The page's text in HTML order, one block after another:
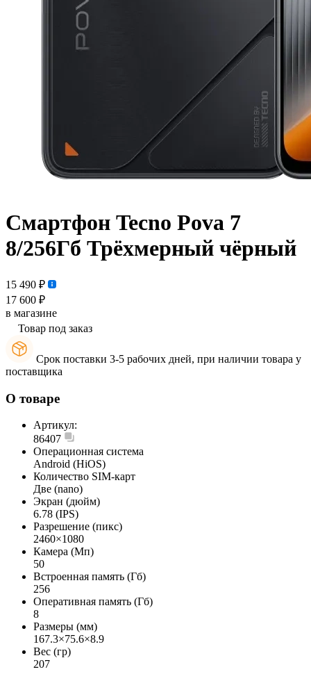
Смартфон Tecno Pova 7
8/256Гб Трёхмерный чёрный
15 490 ₽
17 600 ₽
в магазине
Товар под заказ
Срок поставки 3-5 рабочих дней, при наличии товара у
поставщика
О товаре
Артикул:
86407
Операционная система
Android (HiOS)
Количество SIM-карт
Две (nano)
Экран (дюйм)
6.78 (IPS)
Разрешение (пикс)
2460×1080
Камера (Мп)
50
Встроенная память (Гб)
256
Оперативная память (Гб)
8
Размеры (мм)
167.3×75.6×8.9
Вес (гр)
207